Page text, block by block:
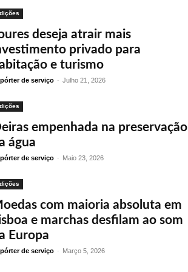
deseja atrair mais
privado para
e turismo
de serviço - Julho 21, 2026
empenhada na preservação
água
de serviço - Maio 23, 2026
com maioria absoluta em
e marchas desfilam ao som
Europa
de serviço - Março 5, 2026